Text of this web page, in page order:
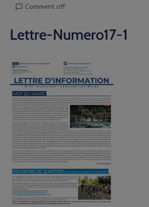
Comment off
Lettre-Numero17-1